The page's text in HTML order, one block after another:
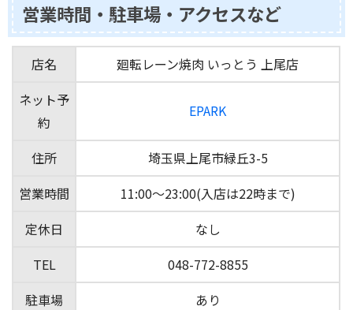
営業時間・駐車場・アクセスなど
店名
廻転レーン焼肉 いっとう 上尾店
ネット予
約
EPARK
住所
埼玉県上尾市緑丘3-5
営業時間
11:00〜23:00(入店は22時まで)
定休日
なし
TEL
048-772-8855
駐車場
あり